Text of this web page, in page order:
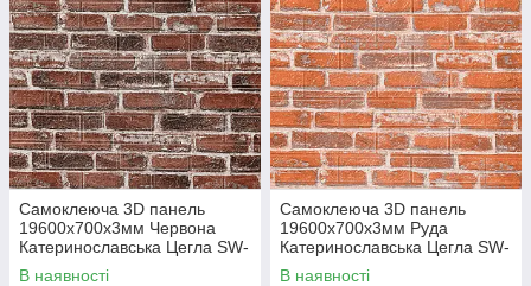
Самоклеюча 3D панель
19600x700x3мм Червона
Катеринославська Цегла SW-
00001333
В наявності
Самоклеюча 3D панель
19600x700x3мм Руда
Катеринославська Цегла SW-
00001370
В наявності